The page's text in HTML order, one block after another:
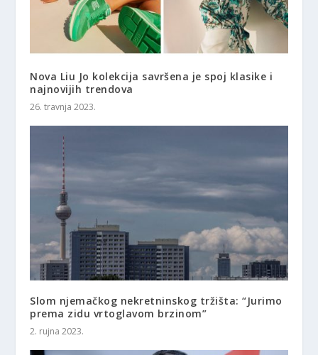
Nova Liu Jo kolekcija savršena je spoj klasike i
najnovijih trendova
26. travnja 2023.
Slom njemačkog nekretninskog tržišta: “Jurimo
prema zidu vrtoglavom brzinom”
2. rujna 2023.